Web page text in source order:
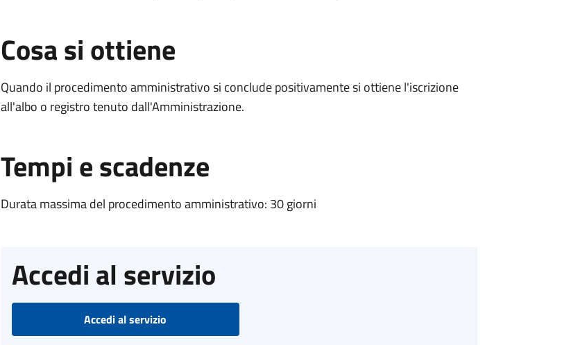
Cosa si ottiene
Quando il procedimento amministrativo si conclude positivamente si ottiene l'iscrizione
all'albo o registro tenuto dall'Amministrazione.
Tempi e scadenze
Durata massima del procedimento amministrativo: 30 giorni
Accedi al servizio
Accedi al servizio